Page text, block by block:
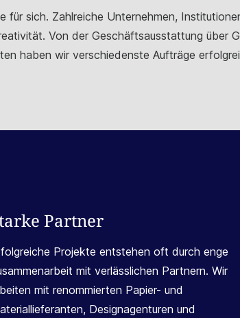
für sich. Zahlreiche Unternehmen,
Von der Geschäftsausstattung über
haben wir verschiedenste Aufträge
Partner
Projekte entstehen oft durch enge
mit verlässlichen Partnern. Wir
mit renommierten Papier- und
Designagenturen und